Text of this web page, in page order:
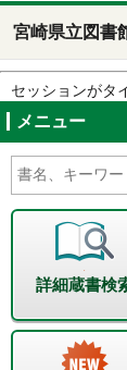
宮崎県立図書
セッションがタ
メニュー
詳細蔵書検